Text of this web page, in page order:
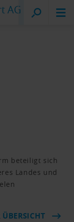
Creditreform
Luzern
beteiligt sich
Landes und
ÜBERSICHT